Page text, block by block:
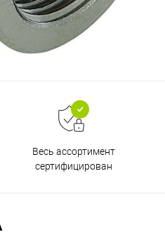
Весь ассортимент
сертифицирован